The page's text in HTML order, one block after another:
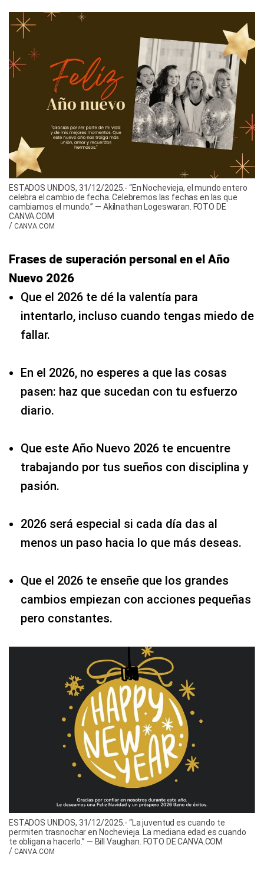
ESTADOS UNIDOS, 31/12/2025.- “En Nochevieja, el mundo entero
celebra el cambio de fecha. Celebremos las fechas en las que
cambiamos el mundo.” — Akilnathan Logeswaran. FOTO DE
CANVA.COM
/ CANVA.COM
Frases de superación personal en el Año
Nuevo 2026
Que el 2026 te dé la valentía para
intentarlo, incluso cuando tengas miedo de
fallar.
En el 2026, no esperes a que las cosas
pasen: haz que sucedan con tu esfuerzo
diario.
Que este Año Nuevo 2026 te encuentre
trabajando por tus sueños con disciplina y
pasión.
2026 será especial si cada día das al
menos un paso hacia lo que más deseas.
Que el 2026 te enseñe que los grandes
cambios empiezan con acciones pequeñas
pero constantes.
ESTADOS UNIDOS, 31/12/2025.- “La juventud es cuando te
permiten trasnochar en Nochevieja. La mediana edad es cuando
te obligan a hacerlo.” — Bill Vaughan. FOTO DE CANVA.COM
/ CANVA.COM